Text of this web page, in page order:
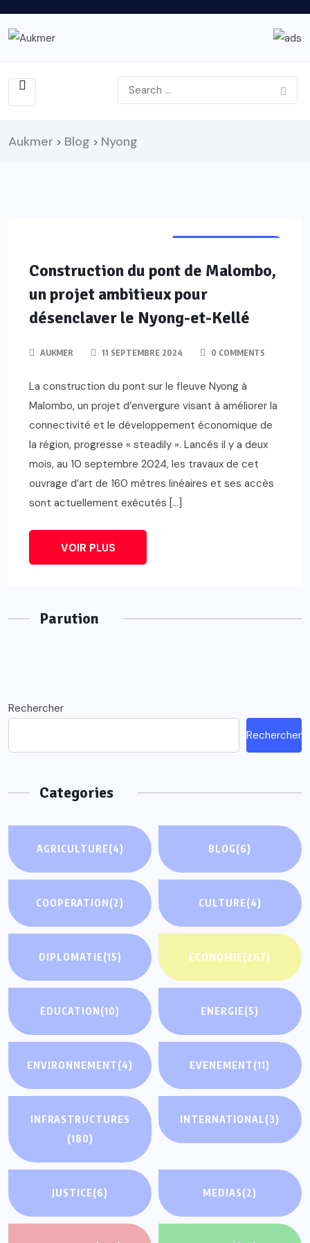
Aukmer > Blog > Nyong
Construction du pont de Malombo,
un projet ambitieux pour
désenclaver le Nyong-et-Kellé
AUKMER 11 SEPTEMBRE 2024 0 COMMENTS
La construction du pont sur le fleuve Nyong à
Malombo, un projet d’envergure visant à améliorer la
connectivité et le développement économique de
la région, progresse « steadily ». Lancés il y a deux
mois, au 10 septembre 2024, les travaux de cet
ouvrage d’art de 160 mètres linéaires et ses accès
sont actuellement exécutés […]
VOIR PLUS
Parution
Rechercher
Rechercher
Categories
AGRICULTURE(4) BLOG(6)
COOPERATION(2) CULTURE(4)
DIPLOMATIE(15) ECONOMIE(267)
EDUCATION(10) ENERGIE(5)
ENVIRONNEMENT(4) EVENEMENT(11)
INFRASTRUCTURES
(180)
INTERNATIONAL(3)
JUSTICE(6) MEDIAS(2)